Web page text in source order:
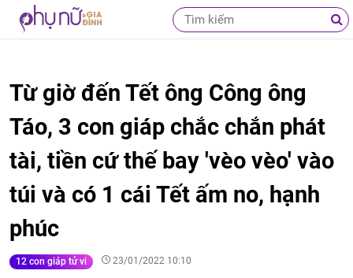
Từ giờ đến Tết ông Công ông
Táo, 3 con giáp chắc chắn phát
tài, tiền cứ thế bay 'vèo vèo' vào
túi và có 1 cái Tết ấm no, hạnh
phúc
12 con giáp tử vi 23/01/2022 10:10